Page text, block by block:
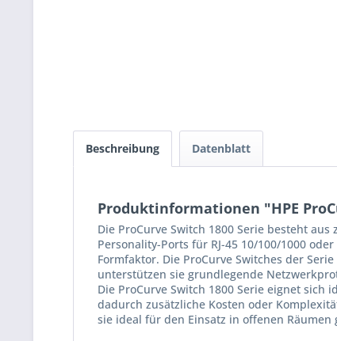
Beschreibung Datenblatt
Produktinformationen "HPE
Die ProCurve Switch 1800 Serie besteht
Personality-Ports für RJ-45 10/100/1000
Formfaktor. Die ProCurve Switches der
unterstützen sie grundlegende
Die ProCurve Switch 1800 Serie eignet
dadurch zusätzliche Kosten oder
sie ideal für den Einsatz in offenen Räumen